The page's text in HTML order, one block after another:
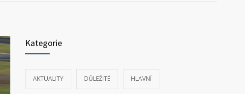
Kategorie
AKTUALITY DŮLEŽITÉ HLAVNÍ